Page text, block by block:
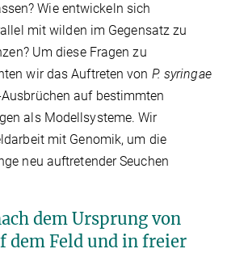
Wie entwickeln sich
mit wilden im Gegensatz zu
Um diese Fragen zu
wir das Auftreten von P. syringae
auf bestimmten
als Modellsysteme. Wir
mit Genomik, um die
neu auftretender Seuchen
dem Ursprung von
dem Feld und in freier